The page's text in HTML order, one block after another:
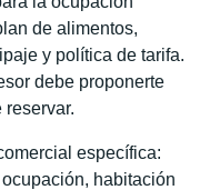
de alimentos,
y política de tarifa.
debe proponerte
específica:
habitación